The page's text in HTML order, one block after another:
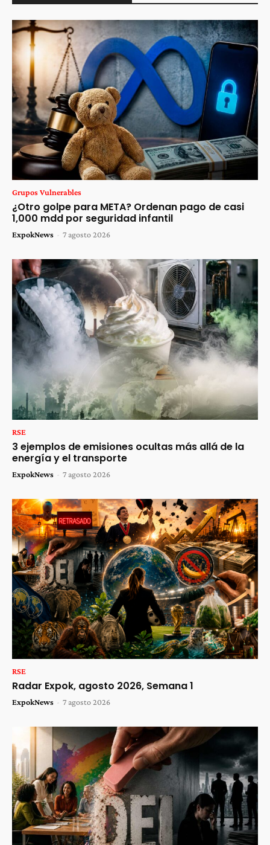
Grupos Vulnerables
¿Otro golpe para META? Ordenan pago de casi
1,000 mdd por seguridad infantil
ExpokNews - 7 agosto 2026
RSE
3 ejemplos de emisiones ocultas más allá de la
energía y el transporte
ExpokNews - 7 agosto 2026
RSE
Radar Expok, agosto 2026, Semana 1
ExpokNews - 7 agosto 2026